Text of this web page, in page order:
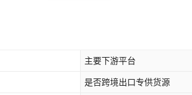
主要下游平台
是否跨境出口专供货源